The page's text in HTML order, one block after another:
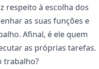
respeito à escolha dos
as suas funções e
Afinal, é ele quem
as próprias tarefas.
trabalho?